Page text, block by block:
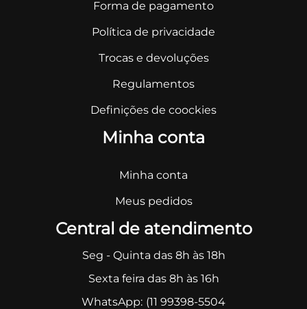
Forma de pagamento
Política de privacidade
Trocas e devoluções
Regulamentos
Definições de coockies
Minha conta
Minha conta
Meus pedidos
Central de atendimento
Seg - Quinta das 8h às 18h
Sexta feira das 8h às 16h
WhatsApp: (11 99398-5504